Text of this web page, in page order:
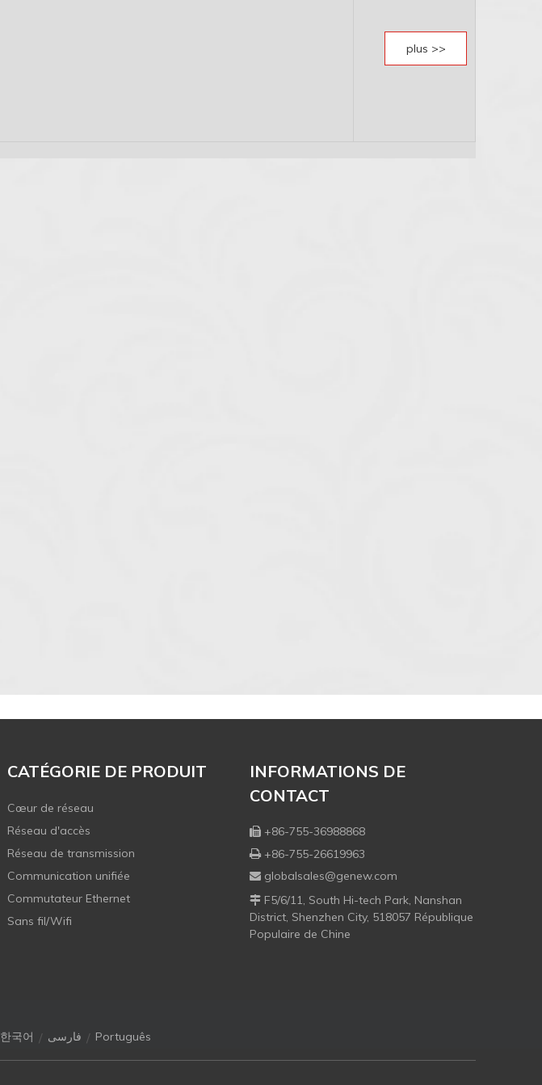
plus >>
CATÉGORIE DE PRODUIT
Cœur de réseau
Réseau d'accès
Réseau de transmission
Communication unifiée
Commutateur Ethernet
Sans fil/Wifi
INFORMATIONS DE
CONTACT
 +86-755-36988868
 +86-755-26619963
 globalsales@genew.com
 F5/6/11, South Hi-tech Park, Nanshan
District, Shenzhen City, 518057 République
Populaire de Chine
한국어 / فارسی / Português